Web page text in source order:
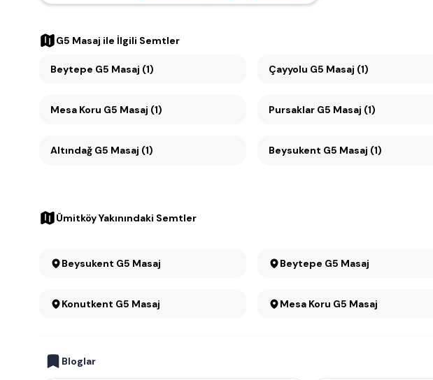
G5 Masaj ile İlgili Semtler
Beytepe G5 Masaj (1) Çayyolu G5 Masaj (1)
Mesa Koru G5 Masaj (1) Pursaklar G5 Masaj (1)
Altındağ G5 Masaj (1) Beysukent G5 Masaj (1)
Ümitköy Yakınındaki Semtler
Beysukent G5 Masaj Beytepe G5 Masaj
Konutkent G5 Masaj Mesa Koru G5 Masaj
Bloglar